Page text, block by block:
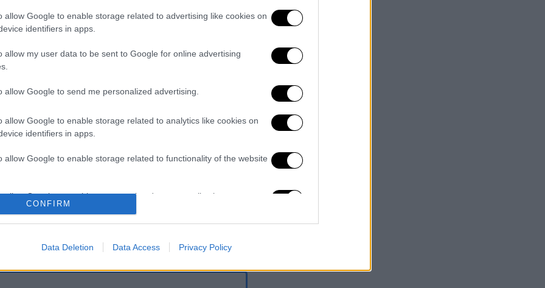
allow Google to enable storage related to advertising like cookies on
identifiers in apps.
allow my user data to be sent to Google for online advertising
allow Google to send me personalized advertising.
allow Google to enable storage related to analytics like cookies on
identifiers in apps.
allow Google to enable storage related to functionality of the website
allow Google to enable storage related to personalization.
allow Google to enable storage related to security, including
CONFIRM
Data Deletion Data Access Privacy Policy
επίγειων και εναέριων
και κλιμάκια τηςδιεύθυνσης
(Δ.Α.Ε.Ε.)
πολίτες να είναι ιδιαίτερα
για τη δική τους ασφάλεια, να
αρμόδιων Αρχών.